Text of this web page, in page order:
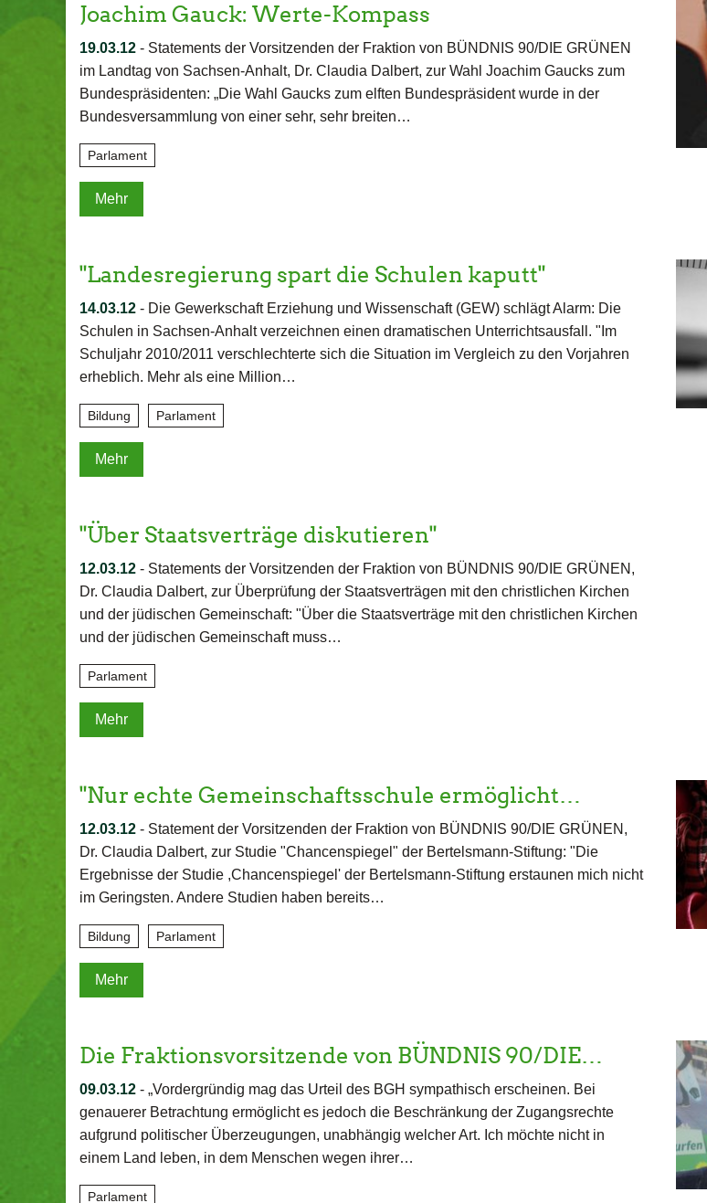
Joachim Gauck: Werte-Kompass
19.03.12 - Statements der Vorsitzenden der Fraktion von BÜNDNIS 90/DIE GRÜNEN
im Landtag von Sachsen-Anhalt, Dr. Claudia Dalbert, zur Wahl Joachim Gaucks zum
Bundespräsidenten: „Die Wahl Gaucks zum elften Bundespräsident wurde in der
Bundesversammlung von einer sehr, sehr breiten…
Parlament
Mehr
"Landesregierung spart die Schulen kaputt"
14.03.12 - Die Gewerkschaft Erziehung und Wissenschaft (GEW) schlägt Alarm: Die
Schulen in Sachsen-Anhalt verzeichnen einen dramatischen Unterrichtsausfall. "Im
Schuljahr 2010/2011 verschlechterte sich die Situation im Vergleich zu den Vorjahren
erheblich. Mehr als eine Million…
Bildung Parlament
Mehr
"Über Staatsverträge diskutieren"
12.03.12 - Statements der Vorsitzenden der Fraktion von BÜNDNIS 90/DIE GRÜNEN,
Dr. Claudia Dalbert, zur Überprüfung der Staatsverträgen mit den christlichen Kirchen
und der jüdischen Gemeinschaft: "Über die Staatsverträge mit den christlichen Kirchen
und der jüdischen Gemeinschaft muss…
Parlament
Mehr
"Nur echte Gemeinschaftsschule ermöglicht…
12.03.12 - Statement der Vorsitzenden der Fraktion von BÜNDNIS 90/DIE GRÜNEN,
Dr. Claudia Dalbert, zur Studie "Chancenspiegel" der Bertelsmann-Stiftung: "Die
Ergebnisse der Studie ,Chancenspiegel' der Bertelsmann-Stiftung erstaunen mich nicht
im Geringsten. Andere Studien haben bereits…
Bildung Parlament
Mehr
Die Fraktionsvorsitzende von BÜNDNIS 90/DIE…
09.03.12 - „Vordergründig mag das Urteil des BGH sympathisch erscheinen. Bei
genauerer Betrachtung ermöglicht es jedoch die Beschränkung der Zugangsrechte
aufgrund politischer Überzeugungen, unabhängig welcher Art. Ich möchte nicht in
einem Land leben, in dem Menschen wegen ihrer…
Parlament